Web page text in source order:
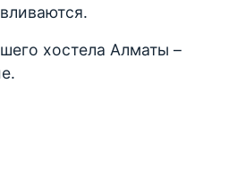
хостела Алматы –